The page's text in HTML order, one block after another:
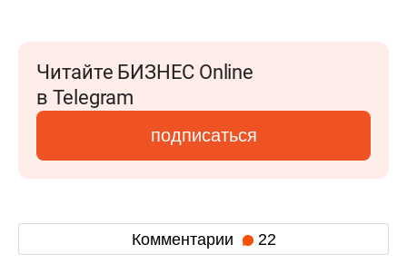
Читайте БИЗНЕС Online
в Telegram
подписаться
Комментарии 22